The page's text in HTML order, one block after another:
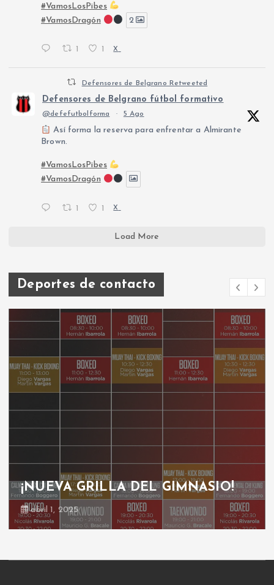
#VamosLosPibes
#VamosDragón
2
X
Defensores de Belgrano Retweeted
Defensores de Belgrano fútbol formativo
@defefutbolforma · 5 Ago
Así forma la reserva para enfrentar a Almirante
Brown.
#VamosLosPibes
#VamosDragón
1 1 X
Load More
Deportes de contacto
¡NUEVA GRILLA DEL GIMNASIO!
abril 1, 2025